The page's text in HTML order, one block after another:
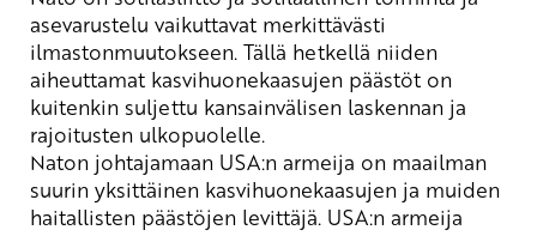
asevarustelu vaikuttavat merkittävästi
ilmastonmuutokseen. Tällä hetkellä niiden
aiheuttamat kasvihuonekaasujen päästöt on
kuitenkin suljettu kansainvälisen laskennan ja
rajoitusten ulkopuolelle.
Naton johtajamaan USA:n armeija on maailman
suurin yksittäinen kasvihuonekaasujen ja muiden
haitallisten päästöjen levittäjä. USA:n armeija